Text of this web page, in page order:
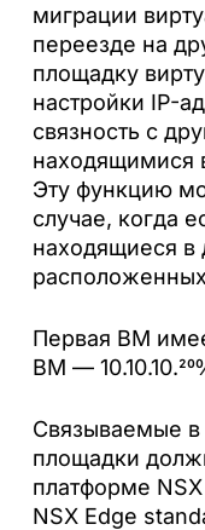
миграции
переезде на
площадку
настройки IP-
связность с
находящимися
Эту функцию
случае, когда
находящиеся в
Первая ВМ
ВМ —
Связываемые
площадки
платформе
NSX Edge